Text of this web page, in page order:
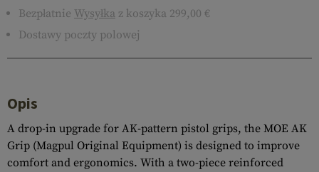
Bezpłatnie Wysyłka z koszyka 299,00 €
Dostawy poczty polowej
Opis
A drop-in upgrade for AK-pattern pistol grips, the MOE AK
Grip (Magpul Original Equipment) is designed to improve
comfort and ergonomics. With a two-piece reinforced